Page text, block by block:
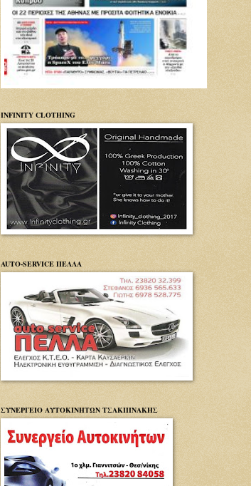
INFINITY CLOTHING
AUTO-SERVICE ΠΕΛΛΑ
ΣΥΝΕΡΓΕΙΟ ΑΥΤΟΚΙΝΗΤΩΝ ΤΣΑΚΠΙΝΑΚΗΣ